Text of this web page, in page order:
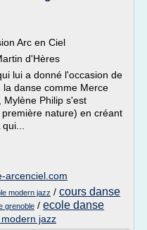
Arc en Ciel
d'Hères
lui a donné l'occasion de
danse comme Merce
Mylène Philip s'est
nature) en créant
arcenciel.com
modern jazz / cours danse
grenoble / ecole danse
jazz